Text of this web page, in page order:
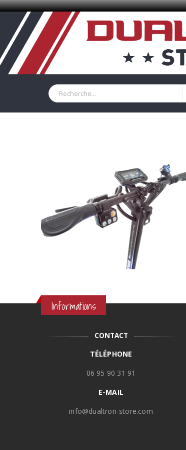
Informations
CONTACT
TÉLÉPHONE
06 95 90 31 91
E-MAIL
info@dualtron-store.com